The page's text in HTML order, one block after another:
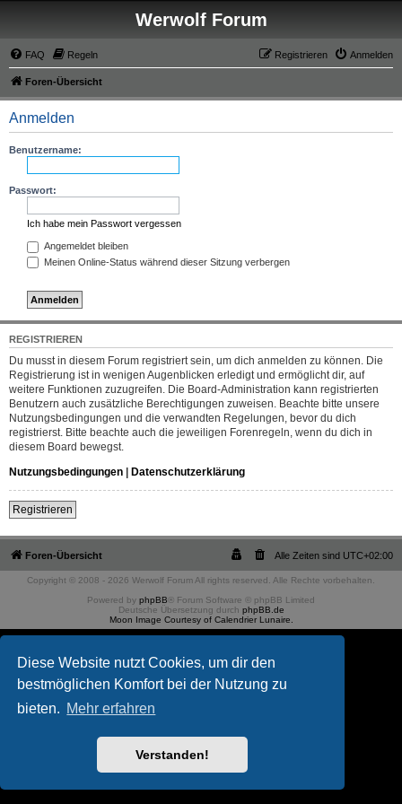
Diese Website nutzt Cookies, um dir den
bestmöglichen Komfort bei der Nutzung zu
bieten. Mehr erfahren
Verstanden!
Werwolf Forum
FAQ Regeln Anmelden
Registrieren
Foren-Übersicht
Anmelden
Benutzername:
Passwort:
Ich habe mein Passwort vergessen
Angemeldet bleiben
Meinen Online-Status während dieser Sitzung verbergen
REGISTRIEREN
Du musst in diesem Forum registriert sein, um dich anmelden zu können. Die
Registrierung ist in wenigen Augenblicken erledigt und ermöglicht dir, auf
weitere Funktionen zuzugreifen. Die Board-Administration kann registrierten
Benutzern auch zusätzliche Berechtigungen zuweisen. Beachte bitte unsere
Nutzungsbedingungen und die verwandten Regelungen, bevor du dich
registrierst. Bitte beachte auch die jeweiligen Forenregeln, wenn du dich in
diesem Board bewegst.
Nutzungsbedingungen | Datenschutzerklärung
Registrieren
Foren-Übersicht Alle Zeiten sind UTC+02:00
Copyright © 2008 - 2026 Werwolf Forum All rights reserved. Alle Rechte vorbehalten.
Powered by phpBB ® Forum Software © phpBB Limited
Deutsche Übersetzung durch phpBB.de
Moon Image Courtesy of Calendrier Lunaire.